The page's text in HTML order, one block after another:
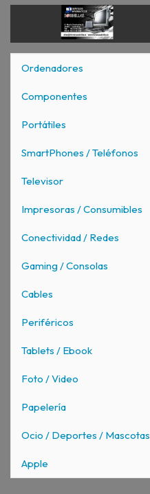
Ordenadores
Componentes
Portátiles
SmartPhones / Teléfonos
Televisor
Impresoras / Consumibles
Conectividad / Redes
Gaming / Consolas
Cables
Periféricos
Tablets / Ebook
Foto / Video
Papelería
Ocio / Deportes / Mascotas
Apple